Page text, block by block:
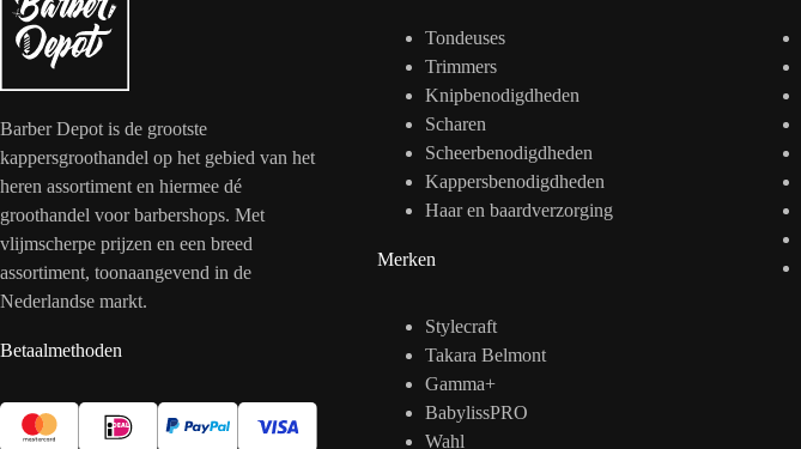
Barber Depot is de grootste
kappersgroothandel op het gebied van het
heren assortiment en hiermee dé
groothandel voor barbershops. Met
vlijmscherpe prijzen en een breed
assortiment, toonaangevend in de
Nederlandse markt.
Betaalmethoden
Tondeuses
Trimmers
Knipbenodigdheden
Scharen
Scheerbenodigdheden
Kappersbenodigdheden
Haar en baardverzorging
Merken
Stylecraft
Takara Belmont
Gamma+
BabylissPRO
Wahl